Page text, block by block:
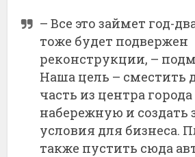
– Все это займет год-
тоже будет подвержен
реконструкции, –
Наша цель – сместить
часть из центра
набережную и создать
условия для бизнеса.
также пустить сюда